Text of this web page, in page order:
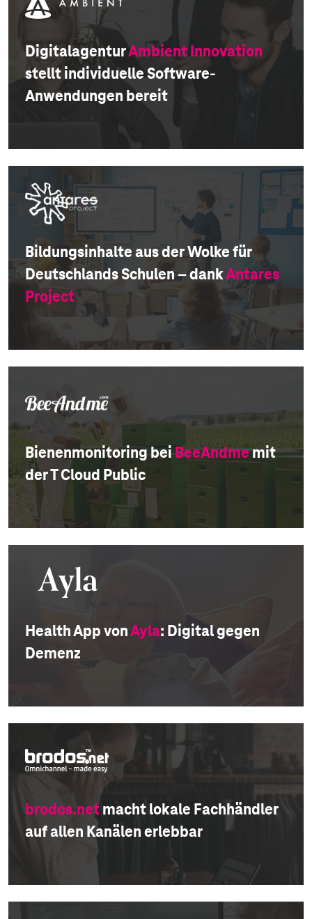
DigitalagenturAmbient Innovation
stellt individuelle Software-
Anwendungen bereit
Bildungsinhalte aus der Wolke für
Deutschlands Schulen – dankAntares
Project
BienenmonitoringbeiBeeAndmemit
der T Cloud Public
Health App vonAyla: Digital gegen
Demenz
brodos.netmacht lokale Fachhändler
auf allen Kanälen erlebbar